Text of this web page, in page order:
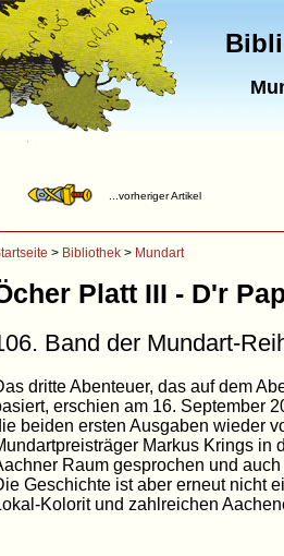
...vorheriger Artikel
> Bibliothek > Mundart
Platt III - D'r
Band der Mundart-
dritte Abenteuer, das auf dem
erschien am 16. September
beiden ersten Ausgaben wieder
Markus Krings in
Raum gesprochen und
Geschichte ist aber erneut nicht
Kolorit und zahlreichen